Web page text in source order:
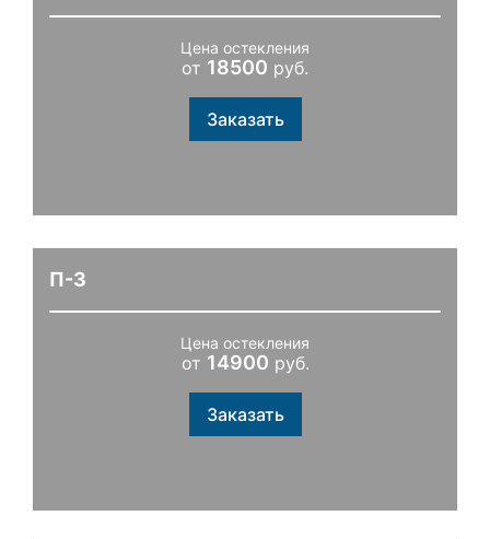
Цена остекления
от 18500 руб.
Заказать
П-3
Цена остекления
от 14900 руб.
Заказать